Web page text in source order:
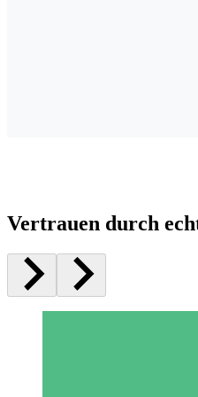
Vertrauen durch